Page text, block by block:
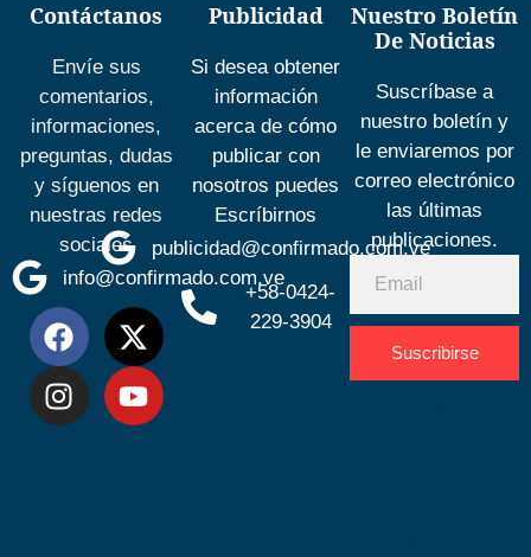
Contáctanos
Envíe sus
comentarios,
informaciones,
preguntas, dudas
y síguenos en
nuestras redes
sociales
info@confirmado.com.ve
Publicidad
Si desea obtener
información
acerca de cómo
publicar con
nosotros puedes
Escríbirnos
publicidad@confirmado.com.ve
+58-0424-
229-3904
Nuestro Boletín
De Noticias
Suscríbase a
nuestro boletín y
le enviaremos por
correo electrónico
las últimas
publicaciones.
Suscribirse